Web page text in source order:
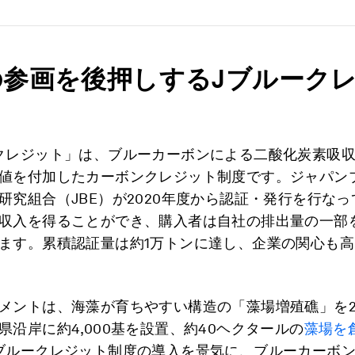
画を後押しするJブルーク
レジット」は、ブルーカーボンによる二酸化炭素吸
を付加したカーボンクレジット制度です。ジャパン
究組合（JBE）が2020年度から認証・発行を行な
入を得ることができ、購入者は自社の排出量の一部
す。累積認証量は約1万トンに達し、企業の関心も
ントは、海藻が育ちやすい構造の「藻場増殖礁」を
沿岸に約4,000基を設置、約40ヘクタールの藻場を
ルークレジット制度の導入を景気に、ブルーカーボ